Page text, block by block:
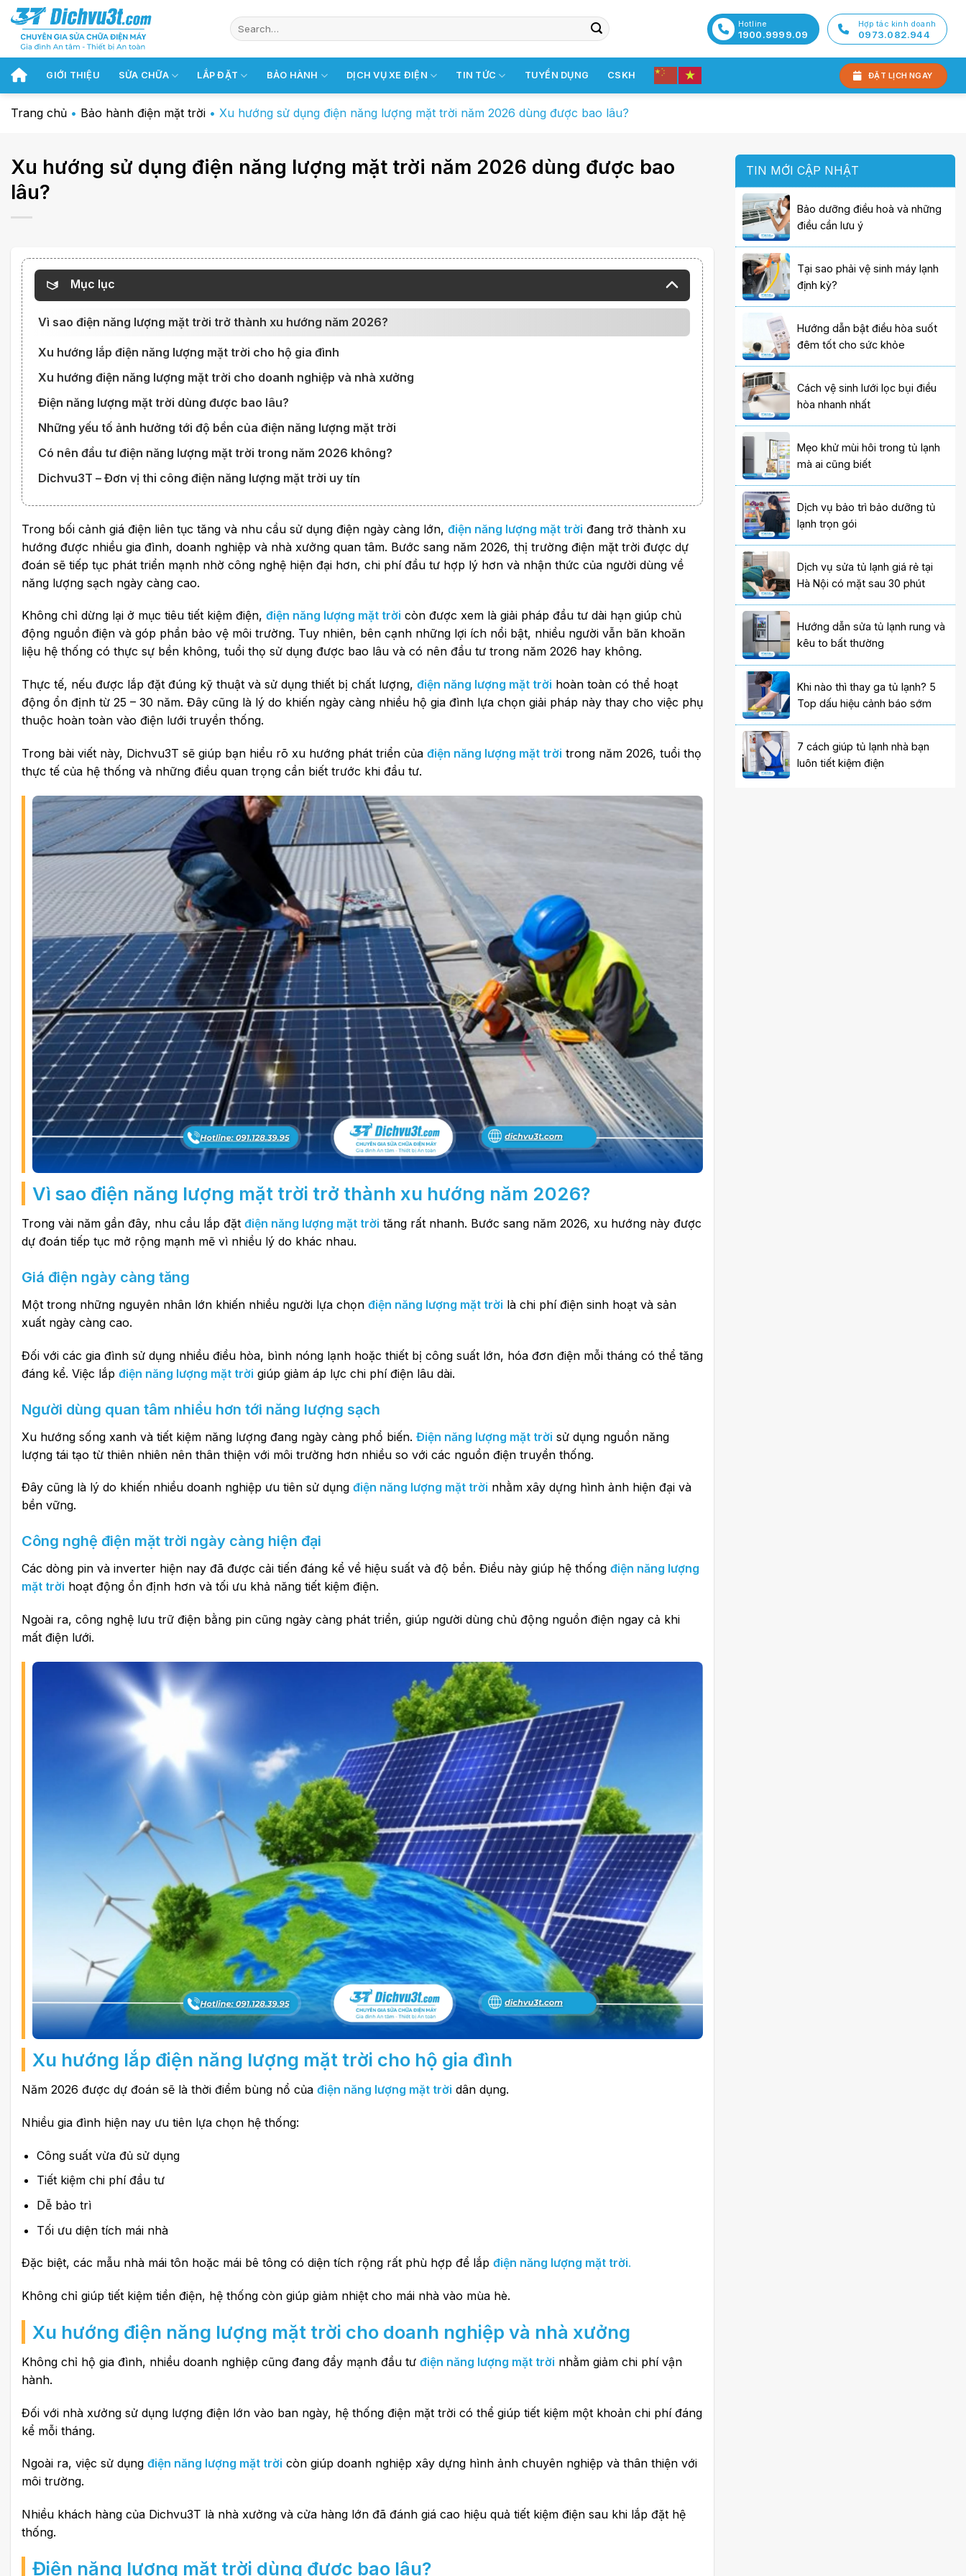
Chuyển
đến
dung
Hotline
1900.9999.09
Hợp tác kinh doanh
0973.082.944
GIỚI THIỆU SỬA CHỮA LẮP ĐẶT BẢO HÀNH DỊCH VỤ XE ĐIỆN TIN TỨC TUYỂN DỤNG CSKH ĐẶT LỊCH NGAY
Trang chủ • Bảo hành điện mặt trời • Xu hướng sử dụng điện năng lượng mặt trời năm 2026 dùng được bao lâu?
Xu hướng sử dụng điện năng lượng mặt trời năm 2026 dùng được bao
lâu?
Mục lục
Vì sao điện năng lượng mặt trời trở thành xu hướng năm 2026?
Xu hướng lắp điện năng lượng mặt trời cho hộ gia đình
Xu hướng điện năng lượng mặt trời cho doanh nghiệp và nhà xưởng
Điện năng lượng mặt trời dùng được bao lâu?
Những yếu tố ảnh hưởng tới độ bền của điện năng lượng mặt trời
Có nên đầu tư điện năng lượng mặt trời trong năm 2026 không?
Dichvu3T – Đơn vị thi công điện năng lượng mặt trời uy tín
Trong bối cảnh giá điện liên tục tăng và nhu cầu sử dụng điện ngày càng lớn, điện năng lượng mặt trời đang trở thành xu
hướng được nhiều gia đình, doanh nghiệp và nhà xưởng quan tâm. Bước sang năm 2026, thị trường điện mặt trời được dự
đoán sẽ tiếp tục phát triển mạnh nhờ công nghệ hiện đại hơn, chi phí đầu tư hợp lý hơn và nhận thức của người dùng về
năng lượng sạch ngày càng cao.
Không chỉ dừng lại ở mục tiêu tiết kiệm điện, điện năng lượng mặt trời còn được xem là giải pháp đầu tư dài hạn giúp chủ
động nguồn điện và góp phần bảo vệ môi trường. Tuy nhiên, bên cạnh những lợi ích nổi bật, nhiều người vẫn băn khoăn
liệu hệ thống có thực sự bền không, tuổi thọ sử dụng được bao lâu và có nên đầu tư trong năm 2026 hay không.
Thực tế, nếu được lắp đặt đúng kỹ thuật và sử dụng thiết bị chất lượng, điện năng lượng mặt trời hoàn toàn có thể hoạt
động ổn định từ 25 – 30 năm. Đây cũng là lý do khiến ngày càng nhiều hộ gia đình lựa chọn giải pháp này thay cho việc phụ
thuộc hoàn toàn vào điện lưới truyền thống.
Trong bài viết này, Dichvu3T sẽ giúp bạn hiểu rõ xu hướng phát triển của điện năng lượng mặt trời trong năm 2026, tuổi thọ
thực tế của hệ thống và những điều quan trọng cần biết trước khi đầu tư.
Vì sao điện năng lượng mặt trời trở thành xu hướng năm 2026?
Trong vài năm gần đây, nhu cầu lắp đặt điện năng lượng mặt trời tăng rất nhanh. Bước sang năm 2026, xu hướng này được
dự đoán tiếp tục mở rộng mạnh mẽ vì nhiều lý do khác nhau.
Giá điện ngày càng tăng
Một trong những nguyên nhân lớn khiến nhiều người lựa chọn điện năng lượng mặt trời là chi phí điện sinh hoạt và sản
xuất ngày càng cao.
Đối với các gia đình sử dụng nhiều điều hòa, bình nóng lạnh hoặc thiết bị công suất lớn, hóa đơn điện mỗi tháng có thể tăng
đáng kể. Việc lắp điện năng lượng mặt trời giúp giảm áp lực chi phí điện lâu dài.
Người dùng quan tâm nhiều hơn tới năng lượng sạch
Xu hướng sống xanh và tiết kiệm năng lượng đang ngày càng phổ biến. Điện năng lượng mặt trời sử dụng nguồn năng
lượng tái tạo từ thiên nhiên nên thân thiện với môi trường hơn nhiều so với các nguồn điện truyền thống.
Đây cũng là lý do khiến nhiều doanh nghiệp ưu tiên sử dụng điện năng lượng mặt trời nhằm xây dựng hình ảnh hiện đại và
bền vững.
Công nghệ điện mặt trời ngày càng hiện đại
Các dòng pin và inverter hiện nay đã được cải tiến đáng kể về hiệu suất và độ bền. Điều này giúp hệ thống điện năng lượng
mặt trời hoạt động ổn định hơn và tối ưu khả năng tiết kiệm điện.
Ngoài ra, công nghệ lưu trữ điện bằng pin cũng ngày càng phát triển, giúp người dùng chủ động nguồn điện ngay cả khi
mất điện lưới.
Xu hướng lắp điện năng lượng mặt trời cho hộ gia đình
Năm 2026 được dự đoán sẽ là thời điểm bùng nổ của điện năng lượng mặt trời dân dụng.
Nhiều gia đình hiện nay ưu tiên lựa chọn hệ thống:
Công suất vừa đủ sử dụng
Tiết kiệm chi phí đầu tư
Dễ bảo trì
Tối ưu diện tích mái nhà
Đặc biệt, các mẫu nhà mái tôn hoặc mái bê tông có diện tích rộng rất phù hợp để lắp điện năng lượng mặt trời.
Không chỉ giúp tiết kiệm tiền điện, hệ thống còn giúp giảm nhiệt cho mái nhà vào mùa hè.
Xu hướng điện năng lượng mặt trời cho doanh nghiệp và nhà xưởng
Không chỉ hộ gia đình, nhiều doanh nghiệp cũng đang đẩy mạnh đầu tư điện năng lượng mặt trời nhằm giảm chi phí vận
hành.
Đối với nhà xưởng sử dụng lượng điện lớn vào ban ngày, hệ thống điện mặt trời có thể giúp tiết kiệm một khoản chi phí đáng
kể mỗi tháng.
Ngoài ra, việc sử dụng điện năng lượng mặt trời còn giúp doanh nghiệp xây dựng hình ảnh chuyên nghiệp và thân thiện với
môi trường.
Nhiều khách hàng của Dichvu3T là nhà xưởng và cửa hàng lớn đã đánh giá cao hiệu quả tiết kiệm điện sau khi lắp đặt hệ
thống.
Điện năng lượng mặt trời dùng được bao lâu?
TIN MỚI CẬP NHẬT
Bảo dưỡng điều hoà và những
điều cần lưu ý
Tại sao phải vệ sinh máy lạnh
định kỳ?
Hướng dẫn bật điều hòa suốt
đêm tốt cho sức khỏe
Cách vệ sinh lưới lọc bụi điều
hòa nhanh nhất
Mẹo khử mùi hôi trong tủ lạnh
mà ai cũng biết
Dịch vụ bảo trì bảo dưỡng tủ
lạnh trọn gói
Dịch vụ sửa tủ lạnh giá rẻ tại
Hà Nội có mặt sau 30 phút
Hướng dẫn sửa tủ lạnh rung và
kêu to bất thường
Khi nào thì thay ga tủ lạnh? 5
Top dấu hiệu cảnh báo sớm
7 cách giúp tủ lạnh nhà bạn
luôn tiết kiệm điện